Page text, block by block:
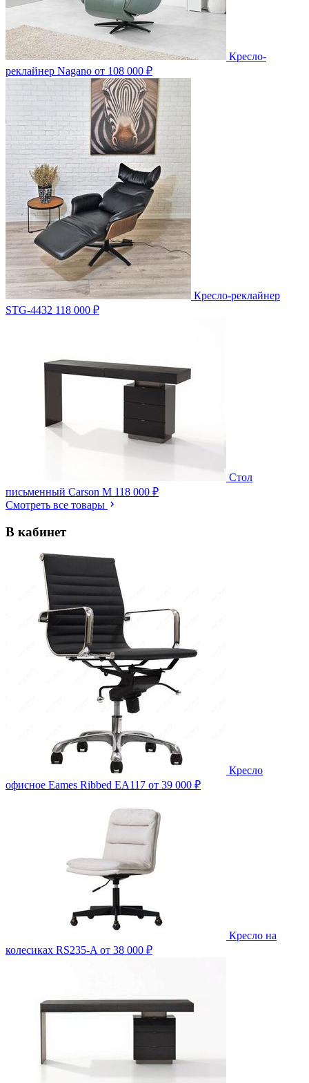
Кресло-
реклайнер Nagano от 108 000 ₽
Кресло-реклайнер
STG-4432 118 000 ₽
Стол
письменный Carson M 118 000 ₽
Смотреть все товары
В кабинет
Кресло
офисное Eames Ribbed EA117 от 39 000 ₽
Кресло на
колесиках RS235-A от 38 000 ₽